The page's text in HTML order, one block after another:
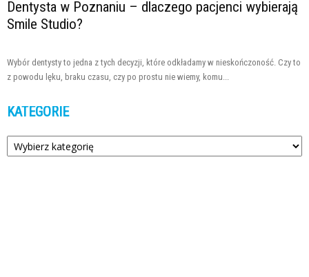
Dentysta w Poznaniu – dlaczego pacjenci wybierają
Smile Studio?
Wybór dentysty to jedna z tych decyzji, które odkładamy w nieskończoność. Czy to
z powodu lęku, braku czasu, czy po prostu nie wiemy, komu...
KATEGORIE
Kategorie